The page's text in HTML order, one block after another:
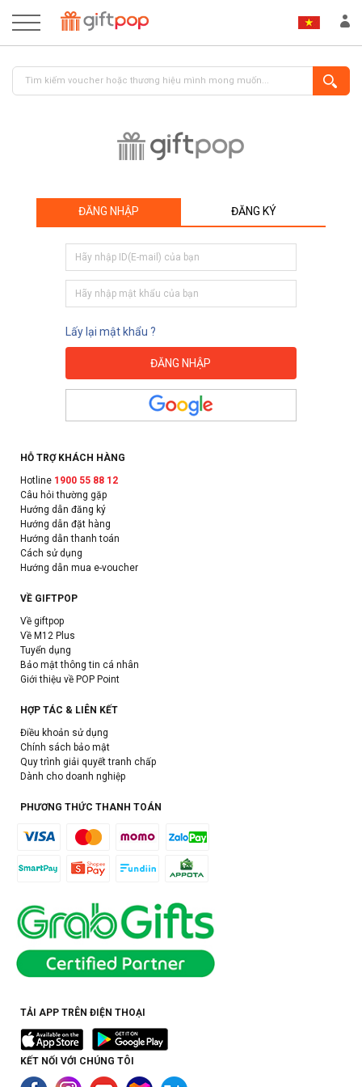
ĐĂNG NHẬP ĐĂNG KÝ
Lấy lại mật khẩu ?
HỖ TRỢ KHÁCH HÀNG
Hotline 1900 55 88 12
Câu hỏi thường gặp
Hướng dẫn đăng ký
Hướng dẫn đặt hàng
Hướng dẫn thanh toán
Cách sử dụng
Hướng dẫn mua e-voucher
VỀ GIFTPOP
Về giftpop
Về M12 Plus
Tuyển dụng
Bảo mật thông tin cá nhân
Giới thiệu về POP Point
HỢP TÁC & LIÊN KẾT
Điều khoản sử dụng
Chính sách bảo mật
Quy trình giải quyết tranh chấp
Dành cho doanh nghiệp
PHƯƠNG THỨC THANH TOÁN
TẢI APP TRÊN ĐIỆN THOẠI
KẾT NỐI VỚI CHÚNG TÔI